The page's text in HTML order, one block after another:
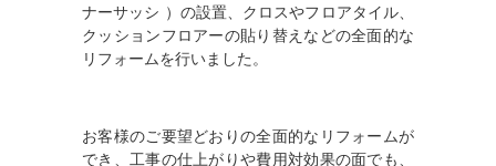
ナーサッシ ）の設置、クロスやフロアタイル、
クッションフロアーの貼り替えなどの全面的な
リフォームを行いました。
お客様のご要望どおりの全面的なリフォームが
でき、工事の仕上がりや費用対効果の面でも、